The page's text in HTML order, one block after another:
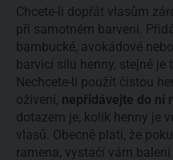
Chcete-li dopřát vlasům
při samotném barvení.
bambucké, avokádové
barvicí sílu henny, stejně je
Nechcete-li použít čistou
oživení, nepřidávejte do ní
dotazem je, kolik henny je
vlasů. Obecně platí, že
ramena, vystačí vám